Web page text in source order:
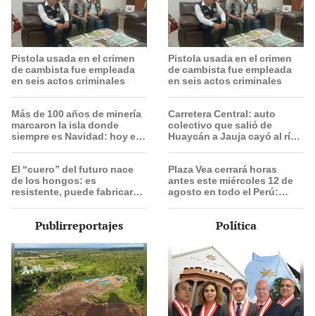
Pistola usada en el crimen
de cambista fue empleada
en seis actos criminales
Más de 100 años de minería
marcaron la isla donde
siempre es Navidad: hoy es
El “cuero” del futuro nace
de los hongos: es
resistente, puede fabricarse
Pistola usada en el crimen
de cambista fue empleada
en seis actos criminales
Carretera Central: auto
colectivo que salió de
Huaycán a Jauja cayó al río
Plaza Vea cerrará horas
antes este miércoles 12 de
agosto en todo el Perú:
Publirreportajes Política